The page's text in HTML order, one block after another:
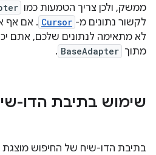
ממשק, ולכן צריך הטמעות כמו
לקשור נתונים מ- Cursor . אם אף
לא מתאימה לנתונים שלכם, אתם
מתוך BaseAdapter
.
שימוש בתיבת הדו-
בתיבת הדו-שיח של החיפוש